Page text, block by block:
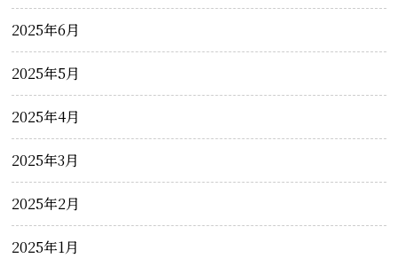
2025年6月
2025年5月
2025年4月
2025年3月
2025年2月
2025年1月